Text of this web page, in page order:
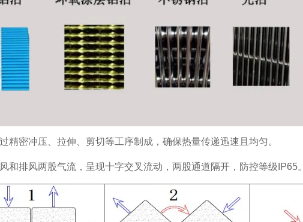
精密冲压、拉伸、剪切等工序制成，确保热量传递迅速且均匀。
和排风两股气流，呈现十字交叉流动，两股通道隔开，防控等级IP65。